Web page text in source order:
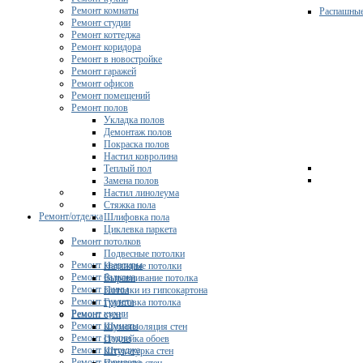
Ремонт/отделка
Ремонт квартиры
Ремонт балкона
Ремонт ванны
Ремонт туалета
Ремонт кухни
Ремонт комнаты
Ремонт студии
Ремонт коттеджа
Ремонт комнаты
Ремонт студии
Ремонт коттеджа
Ремонт коридора
Ремонт в новостройке
Ремонт гаражей
Ремонт офисов
Ремонт помещений
Ремонт полов
Укладка полов
Демонтаж полов
Покраска полов
Настил ковролина
Теплый пол
Замена полов
Настил линолеума
Стяжка пола
Шлифовка пола
Циклевка паркета
Ремонт потолков
Подвесные потолки
Натяжные потолки
Выравнивание потолка
Потолки из гипсокартона
Грунтовка потолка
Ремонт стен
Шумоизоляция стен
Поклейка обоев
Штукатурка стен